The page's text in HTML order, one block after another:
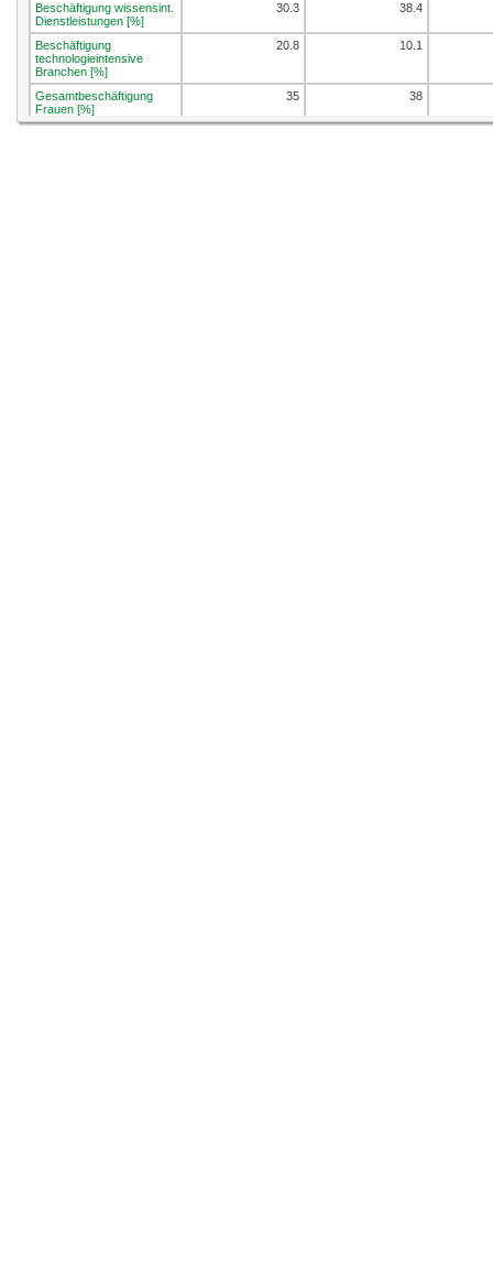
Beschäftigung wissensint.
Dienstleistungen [%]
30.3 38.4
Beschäftigung
technologieintensive
Branchen [%]
20.8 10.1
Gesamtbeschäftigung
Frauen [%]
35 38